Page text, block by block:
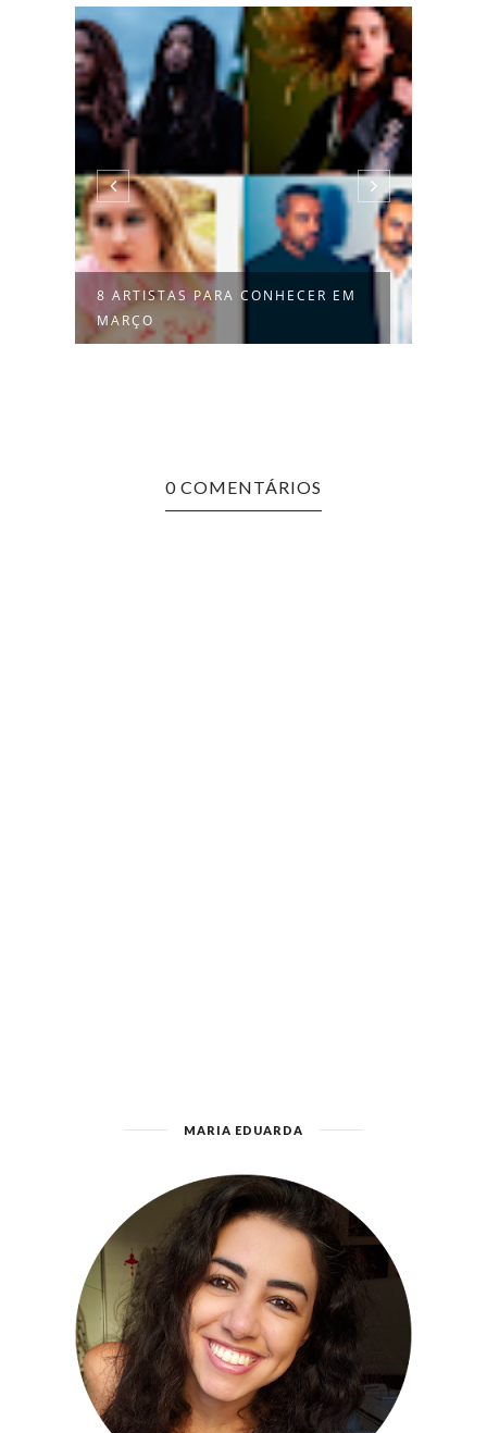
8 ARTISTAS PARA CONHECER EM
MARÇO
0 COMENTÁRIOS
MARIA EDUARDA